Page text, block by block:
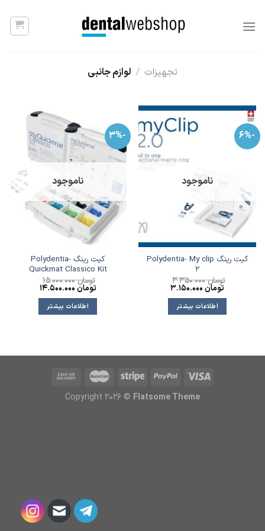
تجهیزات / لوازم جانبی
-6%
ناموجود
کیت رینگ Polydentia- My clip
2
تومان3.350.000
تومان
اطلاعات بیشتر
-3%
ناموجود
کیت رینگ Polydentia-
Quickmat Classico Kit
تومان15.000.000
تومان14.500.000
اطلاعات بیشتر
Copyright 2026 © Flatsome Theme